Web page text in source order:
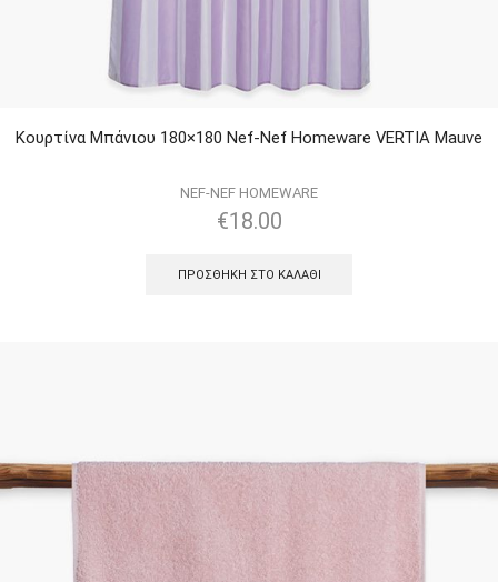
Κουρτίνα Μπάνιου 180×180 Nef-Nef Homeware VERTIA Mauve
NEF-NEF HOMEWARE
€18.00
ΠΡΟΣΘΉΚΗ ΣΤΟ ΚΑΛΆΘΙ